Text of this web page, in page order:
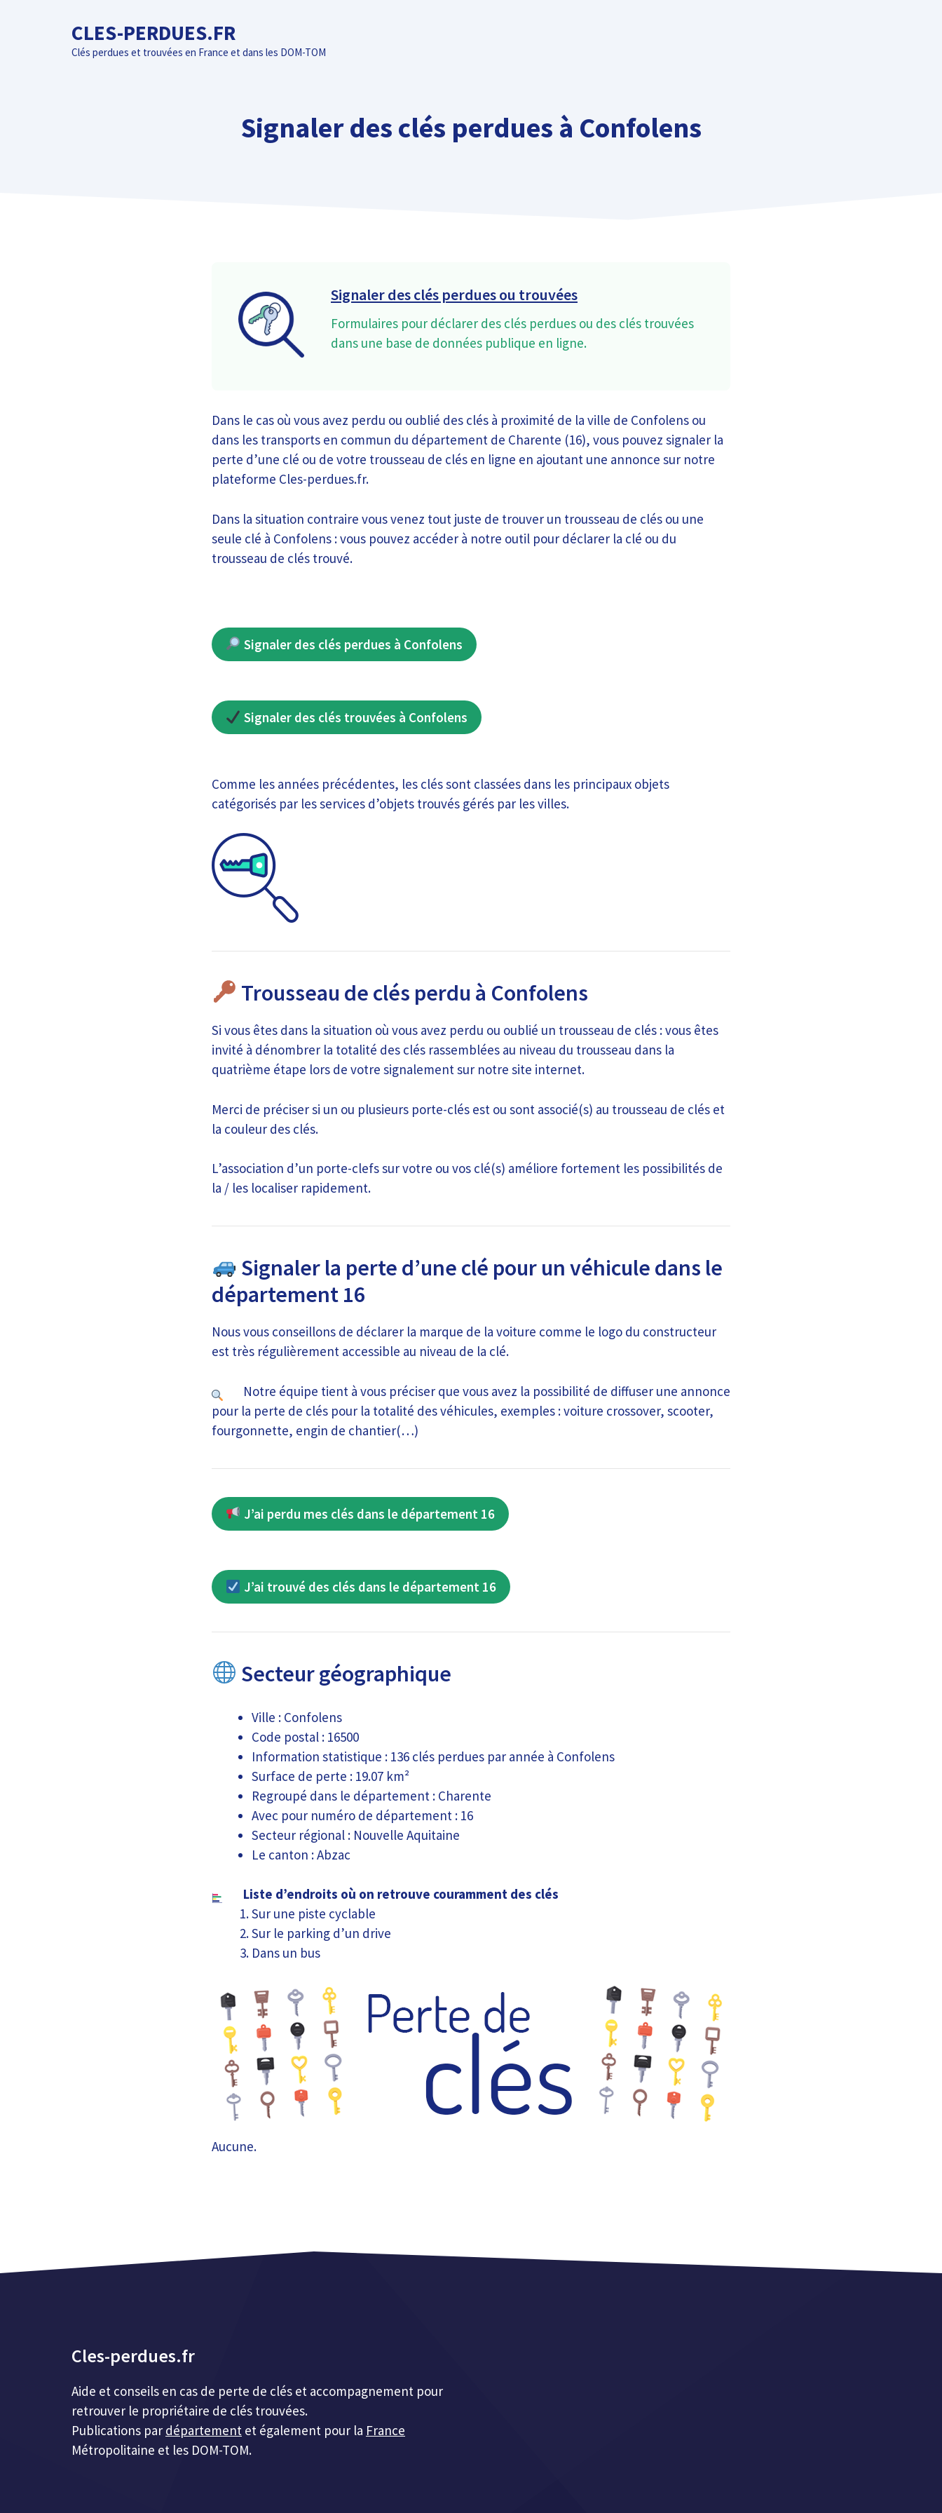
CLES-PERDUES.FR
Clés perdues et trouvées en France et dans les DOM-TOM
Signaler des clés perdues à Confolens
Signaler des clés perdues ou trouvées
Formulaires pour déclarer des clés perdues ou des clés trouvées
dans une base de données publique en ligne.
Dans le cas où vous avez perdu ou oublié des clés à proximité de la ville de Confolens ou
dans les transports en commun du département de Charente (16), vous pouvez signaler la
perte d’une clé ou de votre trousseau de clés en ligne en ajoutant une annonce sur notre
plateforme Cles-perdues.fr.
Dans la situation contraire vous venez tout juste de trouver un trousseau de clés ou une
seule clé à Confolens : vous pouvez accéder à notre outil pour déclarer la clé ou du
trousseau de clés trouvé.
Signaler des clés perdues à Confolens
Signaler des clés trouvées à Confolens
Comme les années précédentes, les clés sont classées dans les principaux objets
catégorisés par les services d’objets trouvés gérés par les villes.
Trousseau de clés perdu à Confolens
Si vous êtes dans la situation où vous avez perdu ou oublié un trousseau de clés : vous êtes
invité à dénombrer la totalité des clés rassemblées au niveau du trousseau dans la
quatrième étape lors de votre signalement sur notre site internet.
Merci de préciser si un ou plusieurs porte-clés est ou sont associé(s) au trousseau de clés et
la couleur des clés.
L’association d’un porte-clefs sur votre ou vos clé(s) améliore fortement les possibilités de
la / les localiser rapidement.
Signaler la perte d’une clé pour un véhicule dans le
département 16
Nous vous conseillons de déclarer la marque de la voiture comme le logo du constructeur
est très régulièrement accessible au niveau de la clé.
Notre équipe tient à vous préciser que vous avez la possibilité de diffuser une annonce
pour la perte de clés pour la totalité des véhicules, exemples : voiture crossover, scooter,
fourgonnette, engin de chantier(…)
J’ai perdu mes clés dans le département 16
J’ai trouvé des clés dans le département 16
Secteur géographique
Ville : Confolens
Code postal : 16500
Information statistique : 136 clés perdues par année à Confolens
Surface de perte : 19.07 km²
Regroupé dans le département : Charente
Avec pour numéro de département : 16
Secteur régional : Nouvelle Aquitaine
Le canton : Abzac
Liste d’endroits où on retrouve couramment des clés
Sur une piste cyclable
Sur le parking d’un drive
Dans un bus
Aucune.
Cles-perdues.fr
Aide et conseils en cas de perte de clés et accompagnement pour
retrouver le propriétaire de clés trouvées.
Publications par département et également pour la France
Métropolitaine et les DOM-TOM.